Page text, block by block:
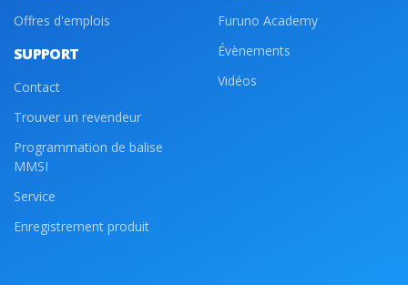
Offres d'emplois
SUPPORT
Contact
Trouver un revendeur
Programmation de balise
MMSI
Service
Enregistrement produit
Furuno Academy
Évènements
Vidéos